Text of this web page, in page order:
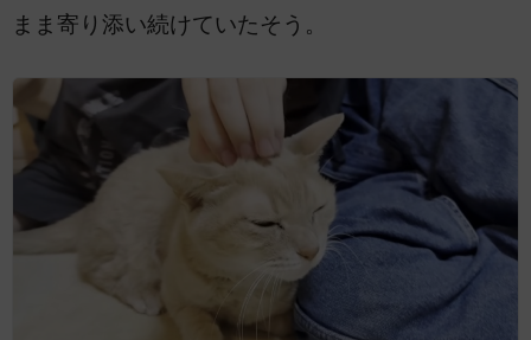
まま寄り添い続けていたそう。